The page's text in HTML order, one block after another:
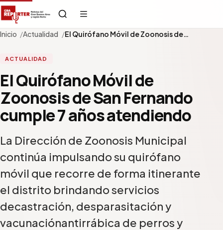
Inicio Actualidad El Quirófano Móvil de Zoonosis de…
ACTUALIDAD
El Quirófano Móvil de
Zoonosis de San Fernando
cumple 7 años atendiendo
La Dirección de Zoonosis Municipal
continúa impulsando su quirófano
móvil que recorre de forma itinerante
el distrito brindando servicios
decastración, desparasitación y
vacunaciónantirrábica de perros y